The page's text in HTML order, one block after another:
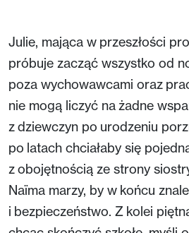
Julie, mająca w przeszłości
próbuje zacząć wszystko od
poza wychowawcami oraz
nie mogą liczyć na żadne
z dziewczyn po urodzeniu
po latach chciałaby się
z obojętnością ze strony
Naïma marzy, by w końcu
i bezpieczeństwo. Z kolei